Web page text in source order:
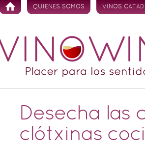
Skip to content
QUIENES SOMOS VINOS
Desecha las
clótxinas